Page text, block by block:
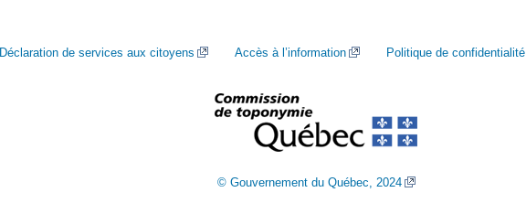
Déclaration de services aux citoyens Accès à l’information Politique de confidentialité
© Gouvernement du Québec, 2024